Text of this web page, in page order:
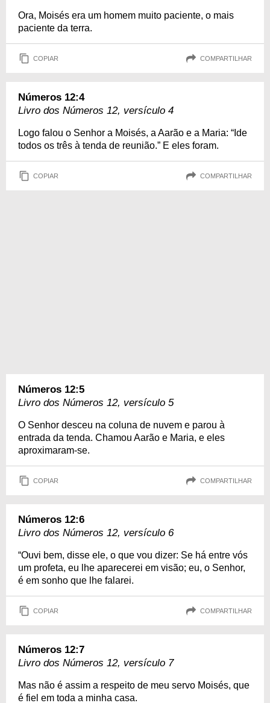
Ora, Moisés era um homem muito paciente, o mais
paciente da terra.
COPIAR COMPARTILHAR
Números 12:4
Livro dos Números 12, versículo 4
Logo falou o Senhor a Moisés, a Aarão e a Maria: “Ide
todos os três à tenda de reunião.” E eles foram.
COPIAR COMPARTILHAR
Números 12:5
Livro dos Números 12, versículo 5
O Senhor desceu na coluna de nuvem e parou à
entrada da tenda. Chamou Aarão e Maria, e eles
aproximaram-se.
COPIAR COMPARTILHAR
Números 12:6
Livro dos Números 12, versículo 6
“Ouvi bem, disse ele, o que vou dizer: Se há entre vós
um profeta, eu lhe aparecerei em visão; eu, o Senhor,
é em sonho que lhe falarei.
COPIAR COMPARTILHAR
Números 12:7
Livro dos Números 12, versículo 7
Mas não é assim a respeito de meu servo Moisés, que
é fiel em toda a minha casa.